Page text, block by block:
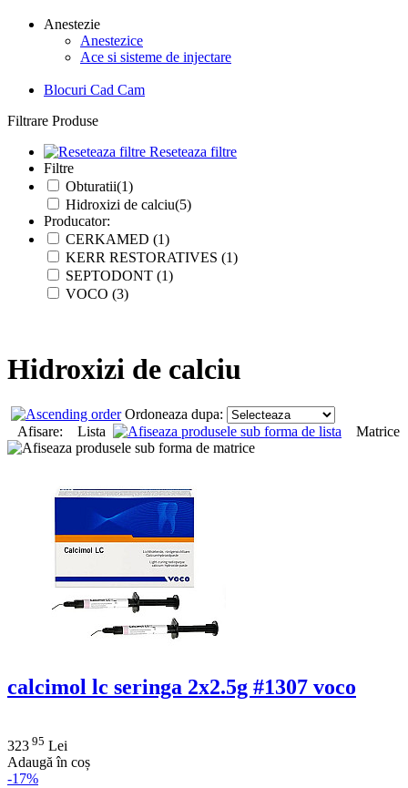
Anestezie
Anestezice
Ace si sisteme de injectare
Blocuri Cad Cam
Filtrare Produse
Reseteaza filtre
Filtre
Obturatii(1)
Hidroxizi de calciu(5)
Producator:
CERKAMED (1)
KERR RESTORATIVES (1)
SEPTODONT (1)
VOCO (3)
Hidroxizi de calciu
Ordoneaza dupa:
Afisare: Lista
Matrice
calcimol lc seringa 2x2.5g #1307 voco
323 95 Lei
Adaugă în coș
-17%